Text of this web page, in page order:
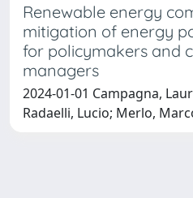
Renewable energy
mitigation of energy
for policymakers and
managers
2024-01-01 Campagna,
Radaelli, Lucio; Merlo,